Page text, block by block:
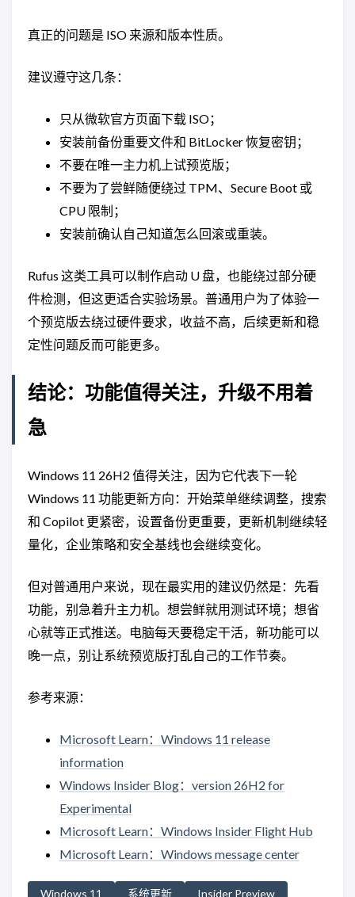
真正的问题是 ISO 来源和版本性质。
建议遵守这几条：
只从微软官方页面下载 ISO；
安装前备份重要文件和 BitLocker 恢复密钥；
不要在唯一主力机上试预览版；
不要为了尝鲜随便绕过 TPM、Secure Boot 或
CPU 限制；
安装前确认自己知道怎么回滚或重装。
Rufus 这类工具可以制作启动 U 盘，也能绕过部分硬
件检测，但这更适合实验场景。普通用户为了体验一
个预览版去绕过硬件要求，收益不高，后续更新和稳
定性问题反而可能更多。
结论：功能值得关注，升级不用着
急
Windows 11 26H2 值得关注，因为它代表下一轮
Windows 11 功能更新方向：开始菜单继续调整，搜索
和 Copilot 更紧密，设置备份更重要，更新机制继续轻
量化，企业策略和安全基线也会继续变化。
但对普通用户来说，现在最实用的建议仍然是：先看
功能，别急着升主力机。想尝鲜就用测试环境；想省
心就等正式推送。电脑每天要稳定干活，新功能可以
晚一点，别让系统预览版打乱自己的工作节奏。
参考来源：
Microsoft Learn：Windows 11 release
information
Windows Insider Blog：version 26H2 for
Experimental
Microsoft Learn：Windows Insider Flight Hub
Microsoft Learn：Windows message center
Windows 11 系统更新
Insider Preview